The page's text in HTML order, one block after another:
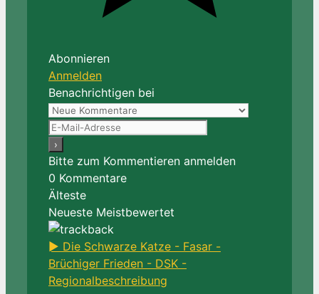
Abonnieren
Anmelden
Benachrichtigen bei
Bitte zum Kommentieren anmelden
0 Kommentare
Älteste
Neueste Meistbewertet
► Die Schwarze Katze - Fasar -
Brüchiger Frieden - DSK -
Regionalbeschreibung